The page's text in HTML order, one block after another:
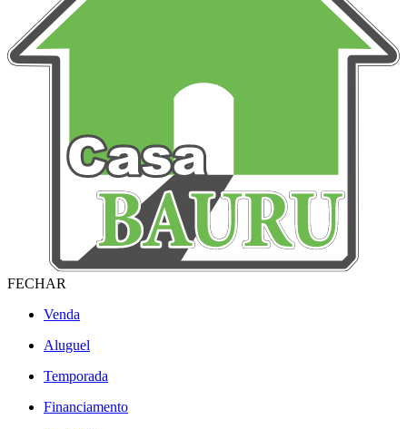
FECHAR
Venda
Aluguel
Temporada
Financiamento